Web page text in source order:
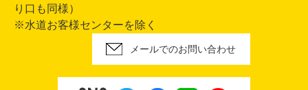
り口も同様）
※水道お客様センターを除く
メールでのお問い合わせ